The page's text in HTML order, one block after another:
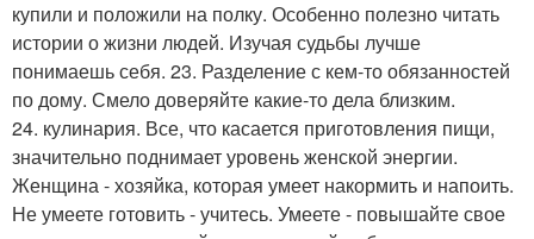
купили и положили на полку. Особенно полезно читать
истории о жизни людей. Изучая судьбы лучше
понимаешь себя. 23. Разделение с кем-то обязанностей
по дому. Смело доверяйте какие-то дела близким.
24. кулинария. Все, что касается приготовления пищи,
значительно поднимает уровень женской энергии.
Женщина - хозяйка, которая умеет накормить и напоить.
Не умеете готовить - учитесь. Умеете - повышайте свое